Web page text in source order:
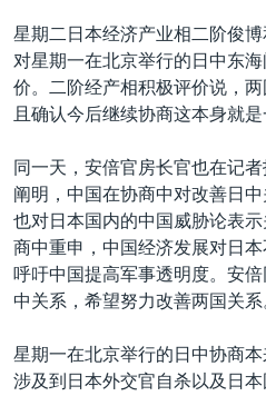
航
跳
转
中东
欧洲
非洲
美洲
全球议题
人权·法律·宗教
科教·文娱·体健
军事
劳工
环境
热点专题
白宫要闻
国会报道
美中关系
美国建国250周年
埃博拉疫情
美国之音专访
台海两岸关系
VOA视频
VOA今日焦点
中文广播
关注我们
其他语言网站
星期二日本经济产业相二阶俊
对星期一在北京举行的日中东
价。二阶经产相积极评价说，
且确认今后继续协商这本身就是
同一天，安倍官房长官也在记
阐明，中国在协商中对改善日
也对日本国内的中国威胁论表
商中重申，中国经济发展对日
呼吁中国提高军事透明度。安
中关系，希望努力改善两国关系
星期一在北京举行的日中协商
涉及到日本外交官自杀以及日本